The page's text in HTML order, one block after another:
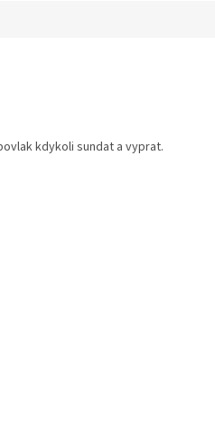
kdykoli sundat a vyprat.